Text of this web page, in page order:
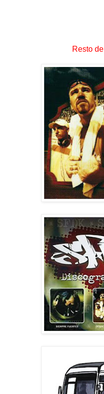
Resto de